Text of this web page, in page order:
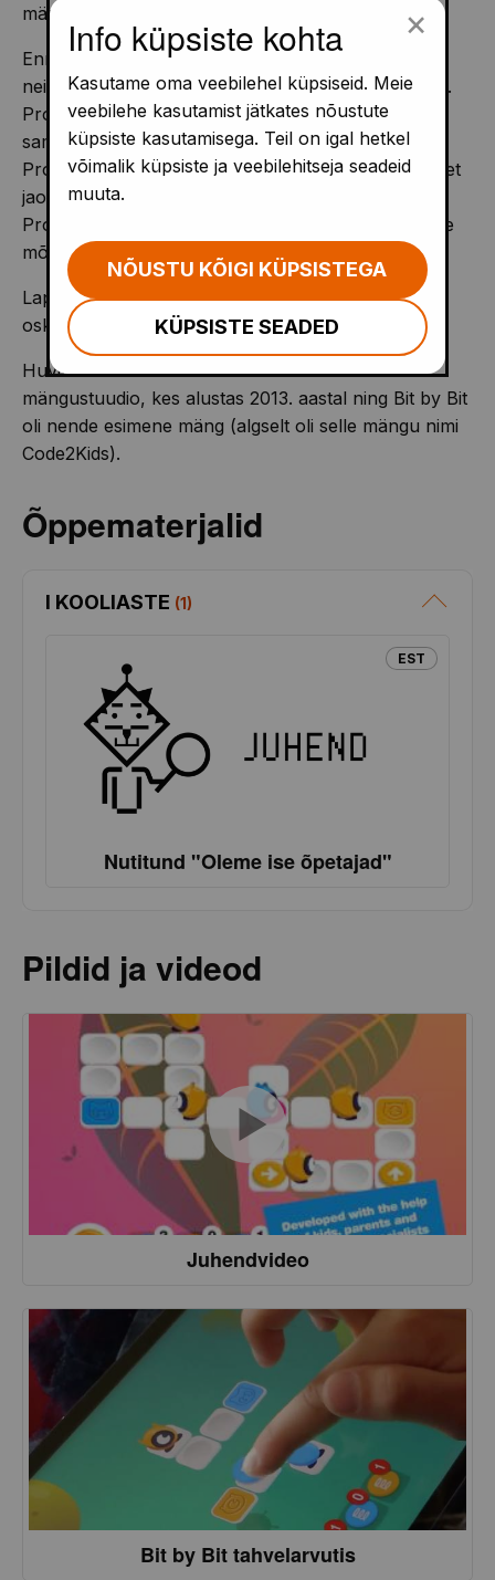
mängu mängida vaid veebiversioonis.
Enne, kui lapsed õpivad programmeerima, tuleks
neile tutvustada, kuidas programmeerijad mõtlevad.
Programmeerijad analüüsivad ja mõtlevad samm-
sammult enne tegutsema hakkamist.
Programmeerijad lahendavad suuri probleeme nii, et
jaotavad need väiksemateks probleemideks.
Programmeerimises on tähtis abstraktne ja loogiline
mõtlemine.
Lapsed saavad mängida Bit by Bit'i ilma, et nad
oskaks lugeda või arvutada.
Huvitav teada: Rikai Games oli Tallinnas asuv
mängustuudio, kes alustas 2013. aastal ning Bit by Bit
oli nende esimene mäng (algselt oli selle mängu nimi
Code2Kids).
Õppematerjalid
I KOOLIASTE (1)
EST
Nutitund "Oleme ise õpetajad"
Pildid ja videod
Juhendvideo
Bit by Bit tahvelarvutis
Info küpsiste kohta
Kasutame oma veebilehel küpsiseid. Meie
veebilehe kasutamist jätkates nõustute
küpsiste kasutamisega. Teil on igal hetkel
võimalik küpsiste ja veebilehitseja seadeid
muuta.
NÕUSTU KÕIGI KÜPSISTEGA
KÜPSISTE SEADED
×